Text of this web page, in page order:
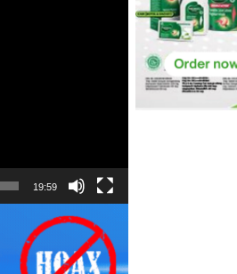
19:59